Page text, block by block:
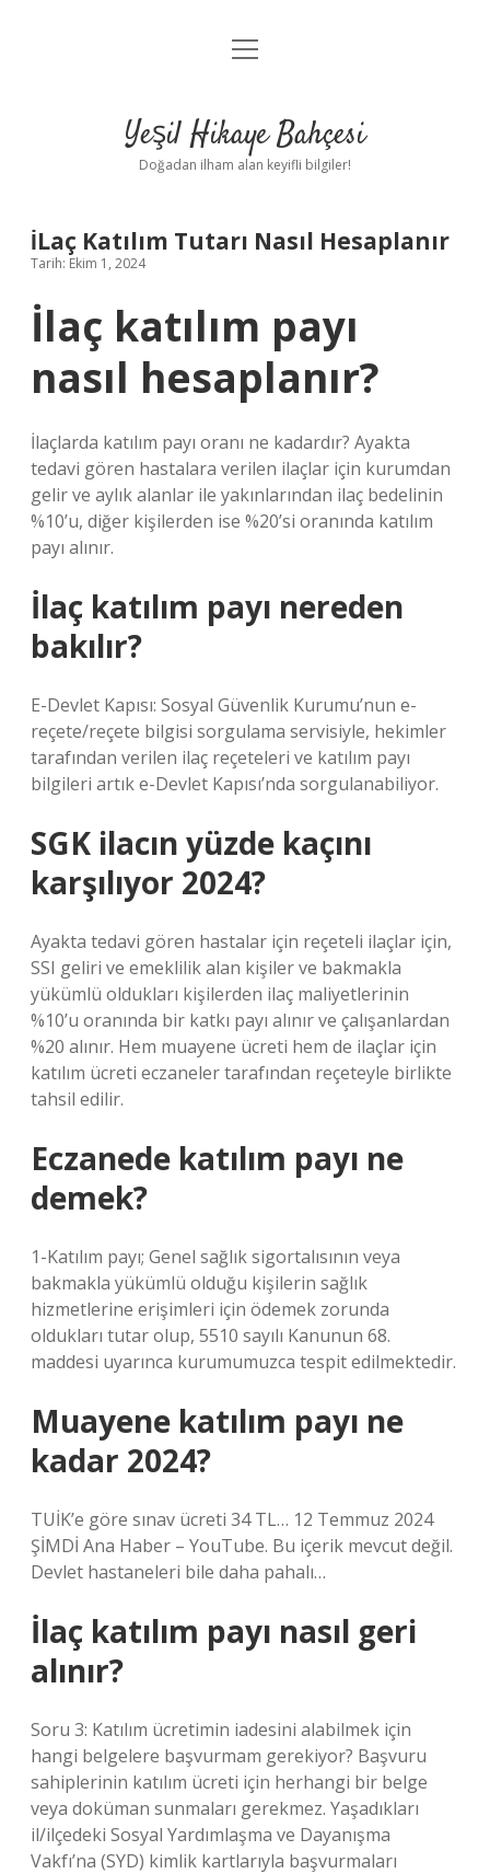
Anasayfa
Yasal Uyarı
menüyü
Yeşil Hikaye Bahçesi
Doğadan ilham alan keyifli bilgiler!
İLaç Katılım Tutarı Nasıl Hesaplanır
Tarih: Ekim 1, 2024
İlaç katılım payı
nasıl hesaplanır?
İlaçlarda katılım payı oranı ne kadardır? Ayakta
tedavi gören hastalara verilen ilaçlar için kurumdan
gelir ve aylık alanlar ile yakınlarından ilaç bedelinin
%10’u, diğer kişilerden ise %20’si oranında katılım
payı alınır.
İlaç katılım payı nereden
bakılır?
E-Devlet Kapısı: Sosyal Güvenlik Kurumu’nun e-
reçete/reçete bilgisi sorgulama servisiyle, hekimler
tarafından verilen ilaç reçeteleri ve katılım payı
bilgileri artık e-Devlet Kapısı’nda sorgulanabiliyor.
SGK ilacın yüzde kaçını
karşılıyor 2024?
Ayakta tedavi gören hastalar için reçeteli ilaçlar için,
SSI geliri ve emeklilik alan kişiler ve bakmakla
yükümlü oldukları kişilerden ilaç maliyetlerinin
%10’u oranında bir katkı payı alınır ve çalışanlardan
%20 alınır. Hem muayene ücreti hem de ilaçlar için
katılım ücreti eczaneler tarafından reçeteyle birlikte
tahsil edilir.
Eczanede katılım payı ne
demek?
1-Katılım payı; Genel sağlık sigortalısının veya
bakmakla yükümlü olduğu kişilerin sağlık
hizmetlerine erişimleri için ödemek zorunda
oldukları tutar olup, 5510 sayılı Kanunun 68.
maddesi uyarınca kurumumuzca tespit edilmektedir.
Muayene katılım payı ne
kadar 2024?
TUİK’e göre sınav ücreti 34 TL… 12 Temmuz 2024
ŞİMDİ Ana Haber – YouTube. Bu içerik mevcut değil.
Devlet hastaneleri bile daha pahalı…
İlaç katılım payı nasıl geri
alınır?
Soru 3: Katılım ücretimin iadesini alabilmek için
hangi belgelere başvurmam gerekiyor? Başvuru
sahiplerinin katılım ücreti için herhangi bir belge
veya doküman sunmaları gerekmez. Yaşadıkları
il/ilçedeki Sosyal Yardımlaşma ve Dayanışma
Vakfı’na (SYD) kimlik kartlarıyla başvurmaları